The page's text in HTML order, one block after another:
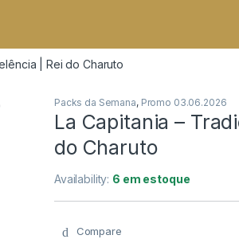
| Rei do Charuto
Packs da Semana, Promo 03.06.2026
La Capitania –
do Charuto
Availability: 6 em estoque
Compare